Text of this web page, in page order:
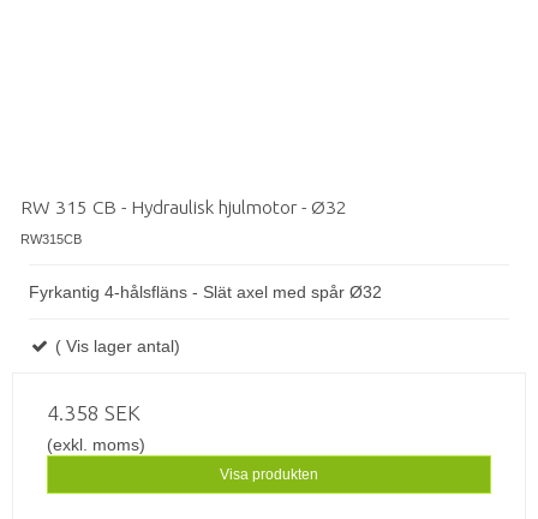
RW 315 CB - Hydraulisk hjulmotor - Ø32
RW315CB
Fyrkantig 4-hålsfläns - Slät axel med spår Ø32
( Vis lager antal)
4.358 SEK
(exkl. moms)
Visa produkten